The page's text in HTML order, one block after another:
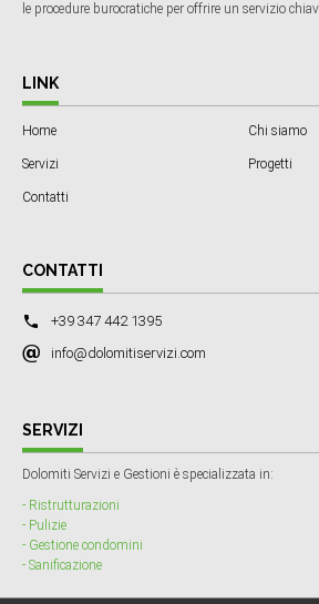
le procedure burocratiche per offrire un servizio
LINK
Home Chi siamo
Servizi Progetti
Contatti
CONTATTI
+39 347 442 1395
info@dolomitiservizi.com
SERVIZI
Dolomiti Servizi e Gestioni è specializzata in:
- Ristrutturazioni
- Pulizie
- Gestione condomini
- Sanificazione